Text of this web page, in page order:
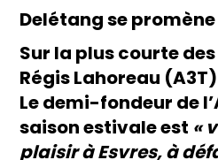
Delétang se promène
Sur la plus courte
Régis Lahoreau
Le demi-fondeur de
saison estivale est «
plaisir à Esvres, à